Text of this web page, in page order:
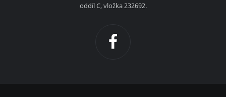
oddíl C, vložka 232692.